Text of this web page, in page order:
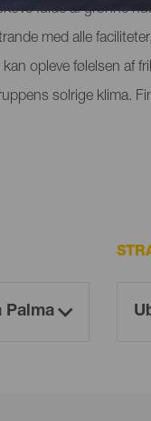
fulde af grønne
med alle
opleve følelsen af
solrige klima.